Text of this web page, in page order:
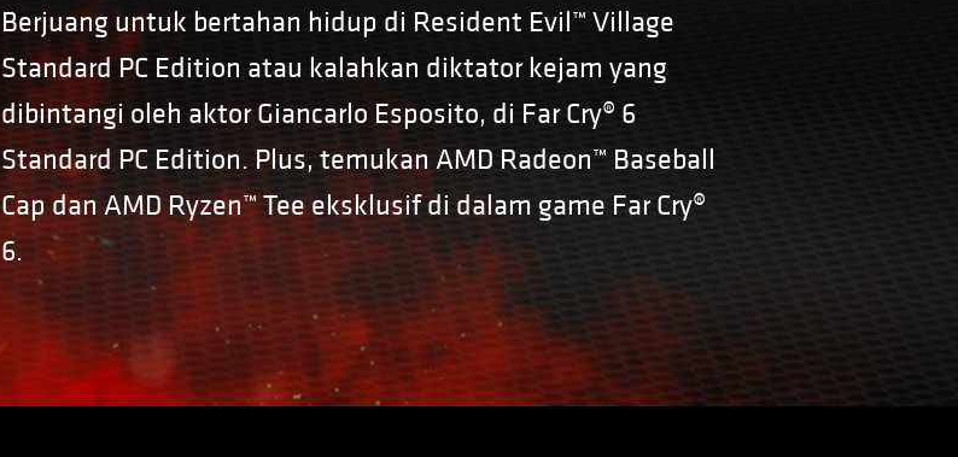
Berjuang untuk bertahan hidup di Resident Evil™ Village
Standard PC Edition atau kalahkan diktator kejam yang
dibintangi oleh aktor Giancarlo Esposito, di Far Cry® 6
Standard PC Edition. Plus, temukan AMD Radeon™ Baseball
Cap dan AMD Ryzen™ Tee eksklusif di dalam game Far Cry®
6.